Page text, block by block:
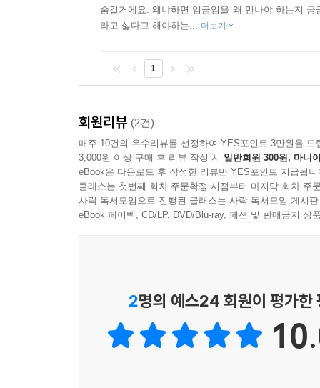
숨길거에요. 왜냐하면 임금임을 왜 만나야 하는지
라고 싫다고 해야하는... 더보기
1
회원리뷰 (2건)
매주 10건의 우수리뷰를 선정하여 YES포인트 3만원을 드
3,000원 이상 구매 후 리뷰 작성 시 일반회원 300원, 마니
eBook은 다운로드 후 작성한 리뷰만 YES포인트 지급됩니
클래스는 첫번째 회차 주문확정 시점부터 마지막 회차 주
사락 독서모임으로 진행된 클래스는 사락 독서모임 게시
eBook 페이백, CD/LP, DVD/Blu-ray, 패션 및 판매금지 상
2명의 예스24 회원이 평가한